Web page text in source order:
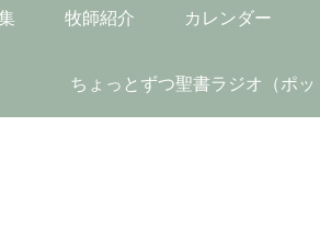
牧師紹介 カレンダー
ちょっとずつ聖書ラジオ（ポッ